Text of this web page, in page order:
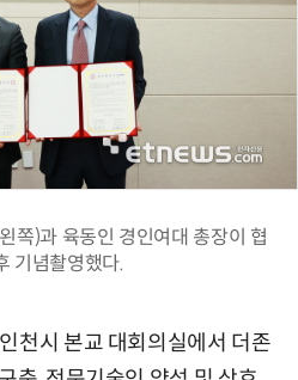
쪽)과 육동인 경인여대 총장이 협
기념촬영했다.
천시 본교 대회의실에서 더존